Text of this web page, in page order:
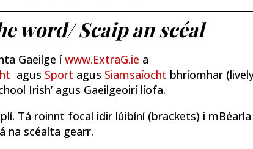
word/ Scaip an scéal
Gaeilge íwww.ExtraG.ie a
agus Sport agus Siamsaíocht bhríomhar
Irish’ agus Gaeilgeoirí líofa.
Tá roinnt focal idir lúibíní (brackets) i
na scéalta gearr.